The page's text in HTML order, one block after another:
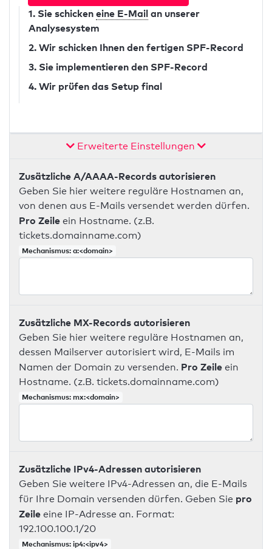
1. Sie schicken eine E-Mail an unserer
Analysesystem
2. Wir schicken Ihnen den fertigen SPF-Record
3. Sie implementieren den SPF-Record
4. Wir prüfen das Setup final
Erweiterte Einstellungen
Zusätzliche A/AAAA-Records autorisieren
Geben Sie hier weitere reguläre Hostnamen an,
von denen aus E-Mails versendet werden dürfen.
Pro Zeile ein Hostname. (z.B.
tickets.domainname.com)
Mechanismus: a:<domain>
Zusätzliche MX-Records autorisieren
Geben Sie hier weitere reguläre Hostnamen an,
dessen Mailserver autorisiert wird, E-Mails im
Namen der Domain zu versenden. Pro Zeile ein
Hostname. (z.B. tickets.domainname.com)
Mechanismus: mx:<domain>
Zusätzliche IPv4-Adressen autorisieren
Geben Sie weitere IPv4-Adressen an, die E-Mails
für Ihre Domain versenden dürfen. Geben Sie pro
Zeile eine IP-Adresse an. Format:
192.100.100.1/20
Mechanismus: ip4:<ipv4>